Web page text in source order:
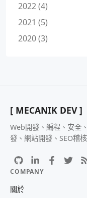
2022 (4)
2021 (5)
2020 (3)
[ MECANIK DEV ]
Web開發、編程、安全
發、網站開發、SEO稽
COMPANY
關於